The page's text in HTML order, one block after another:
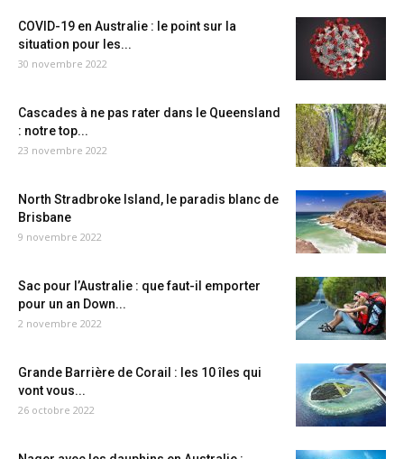
COVID-19 en Australie : le point sur la
situation pour les...
30 novembre 2022
Cascades à ne pas rater dans le Queensland
: notre top...
23 novembre 2022
North Stradbroke Island, le paradis blanc de
Brisbane
9 novembre 2022
Sac pour l’Australie : que faut-il emporter
pour un an Down...
2 novembre 2022
Grande Barrière de Corail : les 10 îles qui
vont vous...
26 octobre 2022